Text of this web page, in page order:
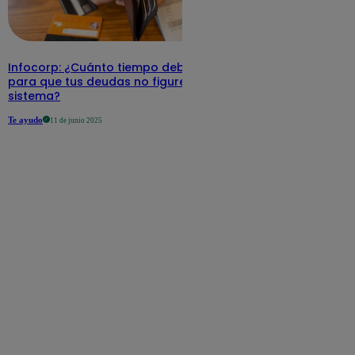
Infocorp: ¿Cuánto tiempo debe pasar
para que tus deudas no figuren en su
sistema?
Te ayudo 11 de junio 2025